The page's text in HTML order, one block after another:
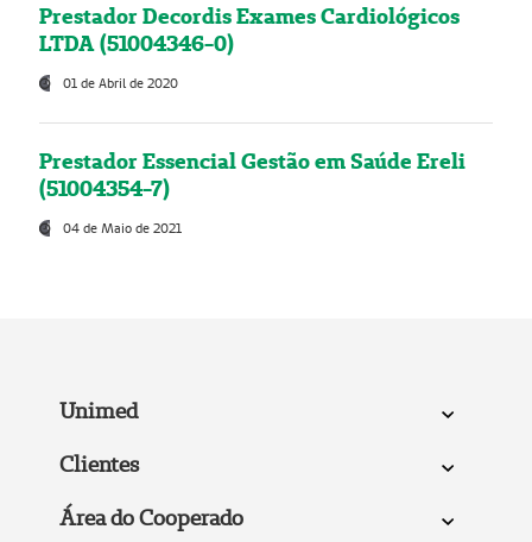
Prestador Decordis Exames Cardiológicos
LTDA (51004346-0)
01 de Abril de 2020
Prestador Essencial Gestão em Saúde Ereli
(51004354-7)
04 de Maio de 2021
Unimed
Clientes
Área do Cooperado